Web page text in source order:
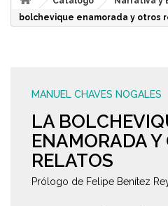
bolchevique enamorada y otros
MANUEL CHAVES NOGALES
LA
ENAMORADA Y
RELATOS
Prólogo de Felipe Benítez